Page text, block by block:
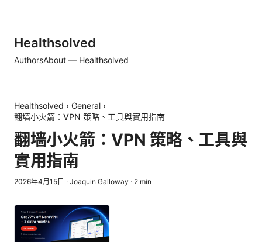
Healthsolved
AuthorsAbout — Healthsolved
Healthsolved › General ›
翻墙小火箭：VPN 策略、工具與實用指南
翻墙小火箭：VPN 策略、工具與
實用指南
2026年4月15日 · Joaquin Galloway · 2 min